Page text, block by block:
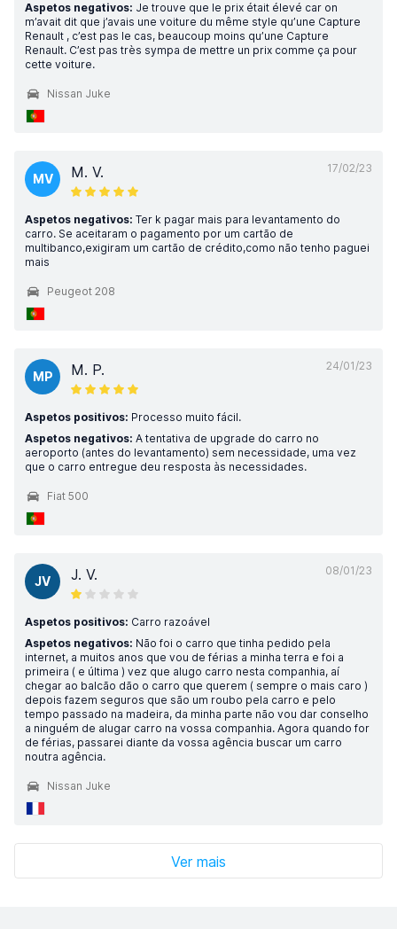
Aspetos negativos: Je trouve que le prix était élevé car on
m’avait dit que j’avais une voiture du même style qu’une Capture
Renault , c’est pas le cas, beaucoup moins qu’une Capture
Renault. C’est pas très sympa de mettre un prix comme ça pour
cette voiture.
Nissan Juke
17/02/23
MV M. V.
Aspetos negativos: Ter k pagar mais para levantamento do
carro. Se aceitaram o pagamento por um cartão de
multibanco,exigiram um cartão de crédito,como não tenho paguei
mais
Peugeot 208
24/01/23
MP M. P.
Aspetos positivos: Processo muito fácil.
Aspetos negativos: A tentativa de upgrade do carro no
aeroporto (antes do levantamento) sem necessidade, uma vez
que o carro entregue deu resposta às necessidades.
Fiat 500
08/01/23
JV J. V.
Aspetos positivos: Carro razoável
Aspetos negativos: Não foi o carro que tinha pedido pela
internet, a muitos anos que vou de férias a minha terra e foi a
primeira ( e última ) vez que alugo carro nesta companhia, aí
chegar ao balcão dão o carro que querem ( sempre o mais caro )
depois fazem seguros que são um roubo pela carro e pelo
tempo passado na madeira, da minha parte não vou dar conselho
a ninguém de alugar carro na vossa companhia. Agora quando for
de férias, passarei diante da vossa agência buscar um carro
noutra agência.
Nissan Juke
Ver mais